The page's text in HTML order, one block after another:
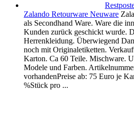
Zalando Retourware Neuware
als Secondhand Ware. Ware die
Kunden zurück geschickt wurde.
Herrenkleidung. Überwiegend
noch mit Originaletiketten.
Karton. Ca 60 Teile. Mischware.
Modele und Farben.
vorhandenPreise ab: 75 Euro je
%Stück pro ...